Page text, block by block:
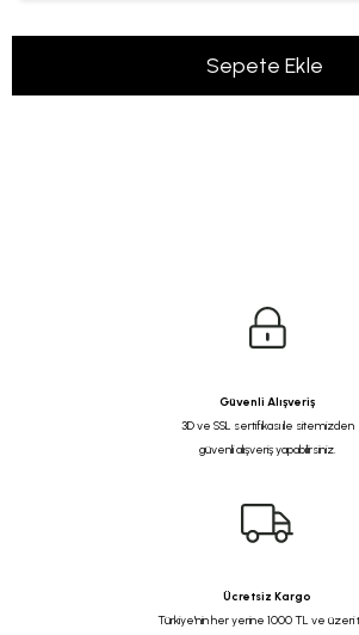
Güvenli Alışveriş
3D ve SSL sertifikası ile sitemizden
güvenli alışveriş yapabilirsiniz.
Ücretsiz Kargo
Türkiye'nin her yerine 1000 TL ve üzeri